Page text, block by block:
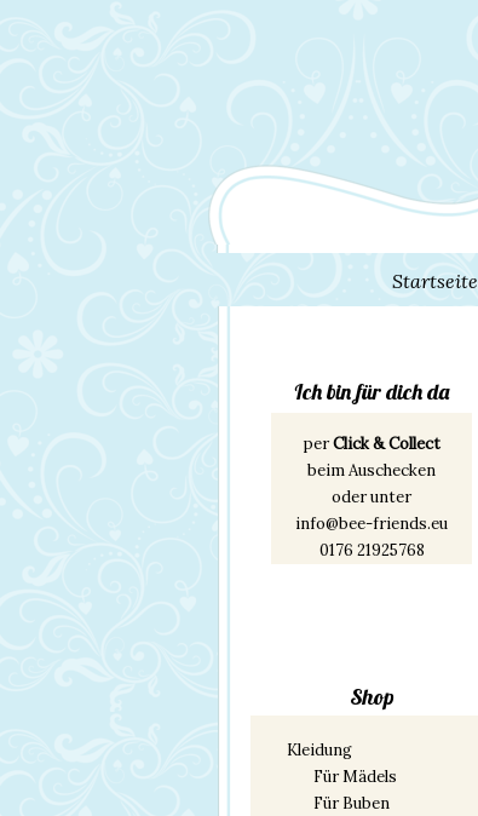
Startseite
Ich bin für dich da
perClick & Collect
beim Auschecken
oder unter
info@bee-friends.eu
0176 21925768
Shop
Kleidung
Für Mädels
Für Buben